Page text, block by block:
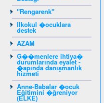
"Rengarenk"
Ilkokul �ocuklara
destek
AZAM
G��menlere ihtiya�
durumlarında eyalet -
�apında danışmanlık
hizmeti
Anne-Babalar �ocuk
Eğitimini �ğreniyor
(ELKE)